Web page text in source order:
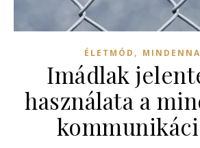
ÉLETMÓD ,
Imádlak
használata a